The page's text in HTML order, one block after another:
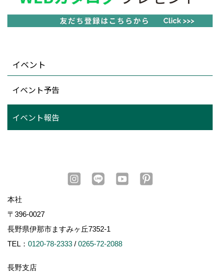
イベント
イベント予告
イベント報告
本社
〒396-0027
長野県伊那市ますみヶ丘7352-1
TEL： 0120-78-2333 / 0265-72-2088
長野支店